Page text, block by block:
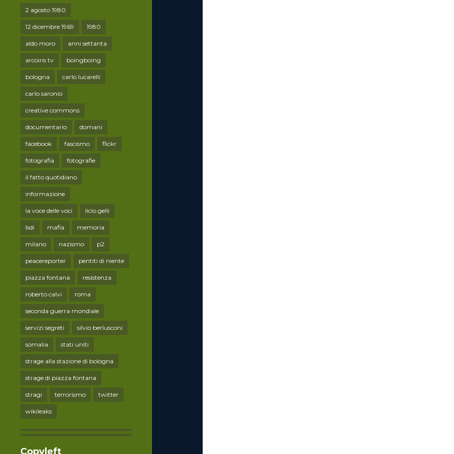
2 agosto 1980
12 dicembre 1969 1980
aldo moro anni settanta
arcoiris tv boingboing
bologna carlo lucarelli
carlo saronio
creative commons
documentario domani
facebook fascismo flickr
fotografia fotografie
il fatto quotidiano
informazione
la voce delle voci licio gelli
lsdi mafia memoria
milano nazismo p2
peacereporter pentiti di niente
piazza fontana resistenza
roberto calvi roma
seconda guerra mondiale
servizi segreti silvio berlusconi
somalia stati uniti
strage alla stazione di bologna
strage di piazza fontana
stragi terrorismo twitter
wikileaks
Copyleft